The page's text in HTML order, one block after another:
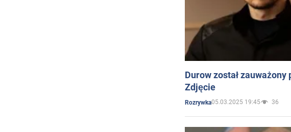
Durow został
Zdjęcie
Rozrywka05.03.2025 19:45 36